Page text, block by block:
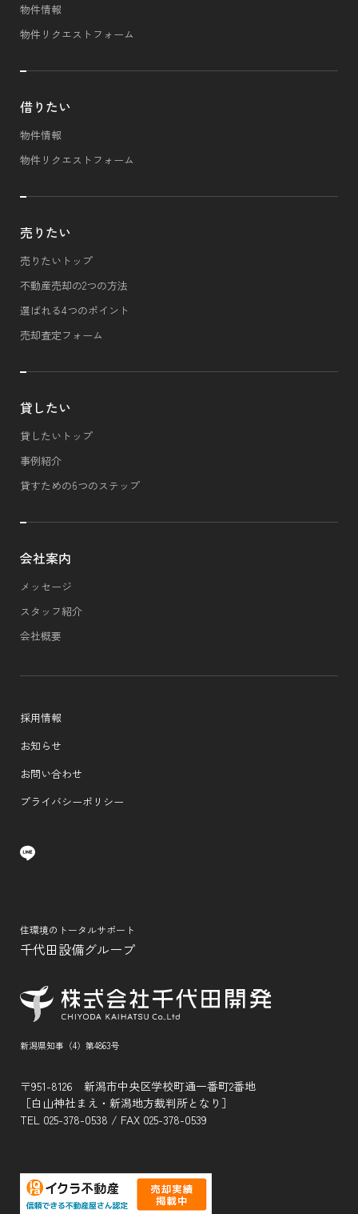
物件情報
物件リクエストフォーム
借りたい
物件情報
物件リクエストフォーム
売りたい
売りたいトップ
不動産売却の2つの方法
選ばれる4つのポイント
売却査定フォーム
貸したい
貸したいトップ
事例紹介
貸すための6つのステップ
会社案内
メッセージ
スタッフ紹介
会社概要
採用情報
お知らせ
お問い合わせ
プライバシーポリシー
住環境のトータルサポート
千代田設備グループ
新潟県知事（4）第4863号
〒951-8126 新潟市中央区学校町通一番町2番地
［白山神社まえ・新潟地方裁判所となり］
TEL 025-378-0538 / FAX 025-378-0539